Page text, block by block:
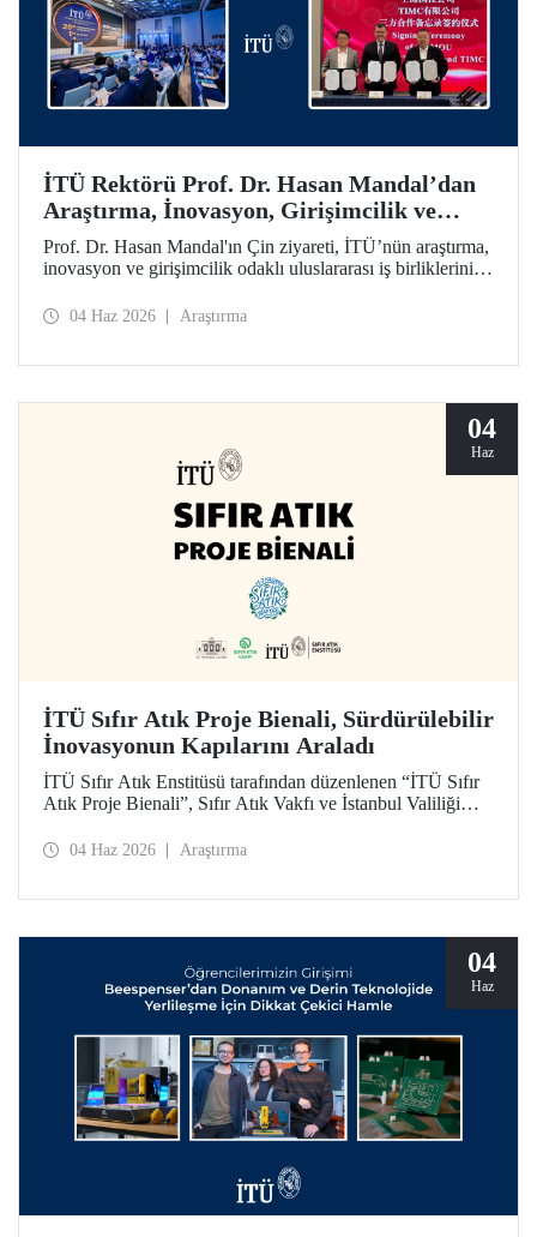
İTÜ Rektörü Prof. Dr. Hasan Mandal’dan
Araştırma, İnovasyon, Girişimcilik ve
Teknoloji Odaklı Uluslararası İş
Birliklerini Güçlendiren Çin Ziyareti
Prof. Dr. Hasan Mandal'ın Çin ziyareti, İTÜ’nün araştırma,
inovasyon ve girişimcilik odaklı uluslararası iş birliklerini
owned Capital Investment Co. (SSCI) ve TIMC ile İTÜ
04 Haz 2026 Araştırma
04
Haz
İTÜ Sıfır Atık Proje Bienali, Sürdürülebilir
İnovasyonun Kapılarını Araladı
İTÜ Sıfır Atık Enstitüsü tarafından düzenlenen “İTÜ Sıfır
Atık Proje Bienali”, Sıfır Atık Vakfı ve İstanbul Valiliği
kapsamında 3 Haziran 2026’da İTÜ Süleyman Demirel
04 Haz 2026 Araştırma
04
Haz